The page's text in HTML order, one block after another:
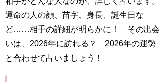
運命の人の顔、苗字、身長、誕生日な
ど……相手の詳細が明らかに！ その出会
いは、2026年に訪れる？ 2026年の運勢
と合わせて占いましょう！